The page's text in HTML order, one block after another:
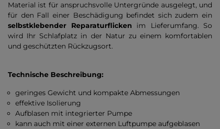
Material ist für anspruchsvolle Untergründe ausgelegt, und
für den Fall einer Beschädigung befindet sich zudem ein
selbstklebender Reparaturflicken im Lieferumfang. So
wird Ihr Schlafplatz in der Natur zu einem komfortablen
und geschützten Rückzugsort.
Technische Beschreibung:
geringes Gewicht und kompakte Abmessungen
effektive Isolierung
Aufblasen mit integrierter Pumpe
kann auch mit einer externen Luftpumpe aufgeblasen